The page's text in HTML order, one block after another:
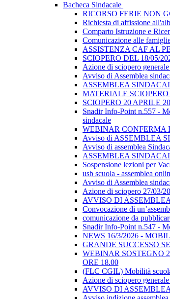
Bacheca Sindacale
RICORSO FERIE NON
Richiesta di affissione
Comparto Istruzione e
Comunicazione alle
ASSISTENZA CAF AL
SCIOPERO DEL 18/05/
Azione di sciopero
Avviso di Assemblea
ASSEMBLEA
MATERIALE
SCIOPERO 20 APRILE
Snadir Info-Point n.557 -
sindacale
WEBINAR CONFERMA
Avviso di ASSEMBLEA
Avviso di assemblea
ASSEMBLEA
Sospensione lezioni per
usb scuola - assemblea
Avviso di Assemblea
Azione di sciopero 27/03/
AVVISO DI
Convocazione di
comunicazione da
Snadir Info-Point n.547 -
NEWS 16/3/2026 -
GRANDE SUCCESSO
WEBINAR SOSTEGNO
ORE 18.00
(FLC CGIL) Mobilità
Azione di sciopero
AVVISO DI